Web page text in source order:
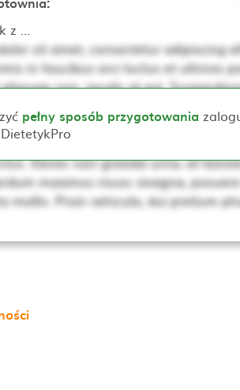
z ...
sit amet, consectetur adipiscing
in faucibus orci luctus et ultrices
non, iaculis at est.
non neque a mi consequat
rhoncus magna, at posuere t
vehicula, dui pretium pharetra
Donec non gravida urna, at
maximus risusc vivagna,
mollis. Proin vehicula, dui pretium
pełny sposób przygotowania